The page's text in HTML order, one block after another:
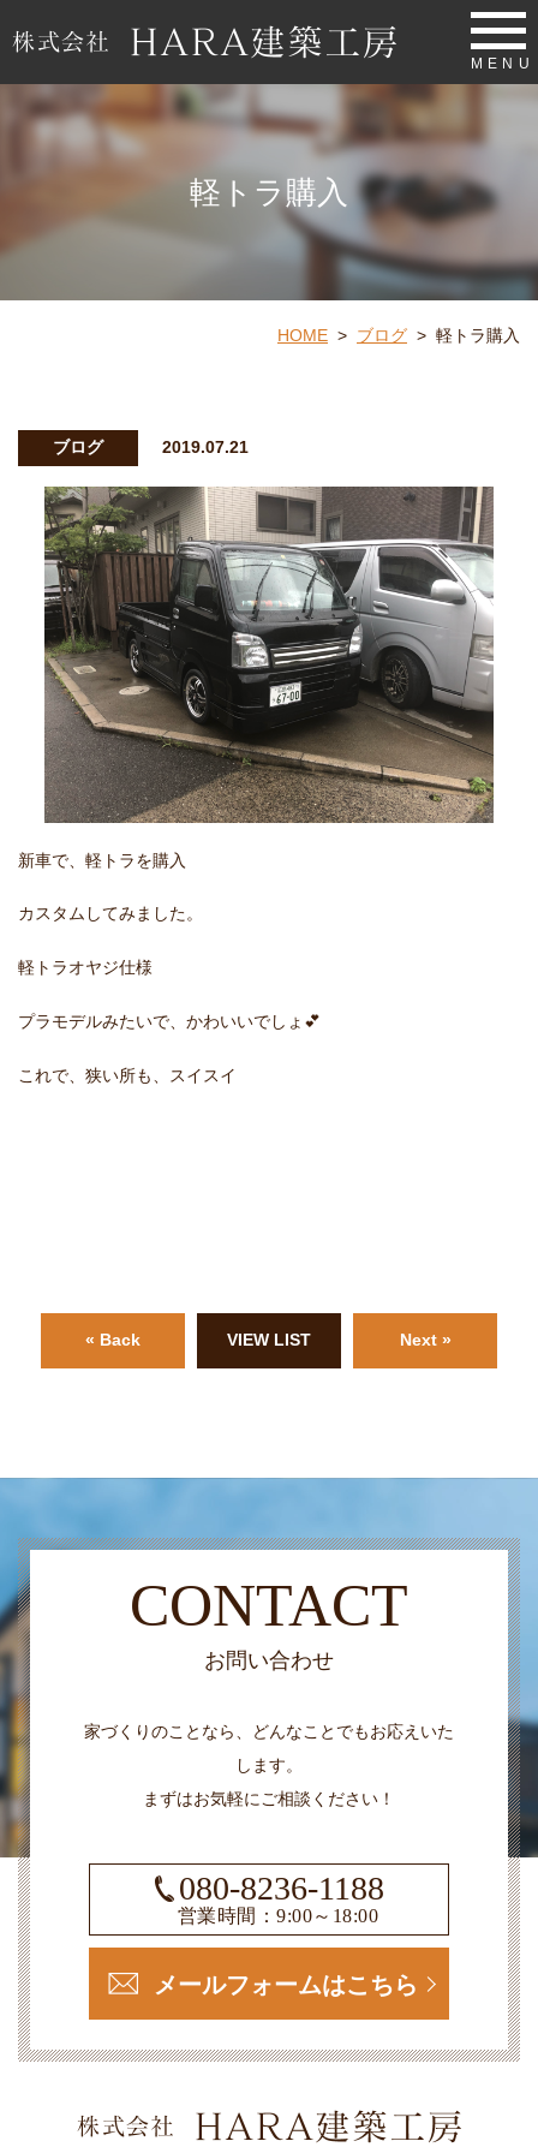
MENU
軽トラ購入
HOME > ブログ > 軽トラ購入
ブログ 2019.07.21
新車で、軽トラを購入
カスタムしてみました。
軽トラオヤジ仕様
プラモデルみたいで、かわいいでしょ💕
これで、狭い所も、スイスイ
« Back VIEW LIST Next »
CONTACT
お問い合わせ
家づくりのことなら、どんなことでもお応えいた
します。
まずはお気軽にご相談ください！
080-8236-1188
営業時間：9:00～18:00
メールフォームはこちら